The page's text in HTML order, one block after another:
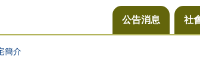
公告消息 社
簡介